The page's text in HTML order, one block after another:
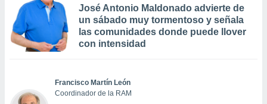
José Antonio Maldonado advierte de
un sábado muy tormentoso y señala
las comunidades donde puede llover
con intensidad
Francisco Martín León
Coordinador de la RAM